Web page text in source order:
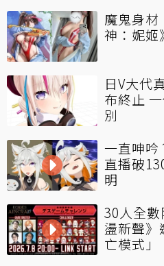
魔鬼身材
神：妮姬
日V大代
布終止
別
一直呻吟
直播破
明
30人全
盪新聲》
亡模式」